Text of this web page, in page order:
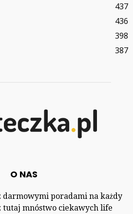
437
436
398
387
O NAS
darmowymi poradami na każdy
tutaj mnóstwo ciekawych life